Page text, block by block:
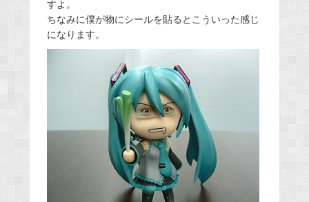
すよ。
ちなみに僕が物にシールを貼るとこういった感じ
になります。